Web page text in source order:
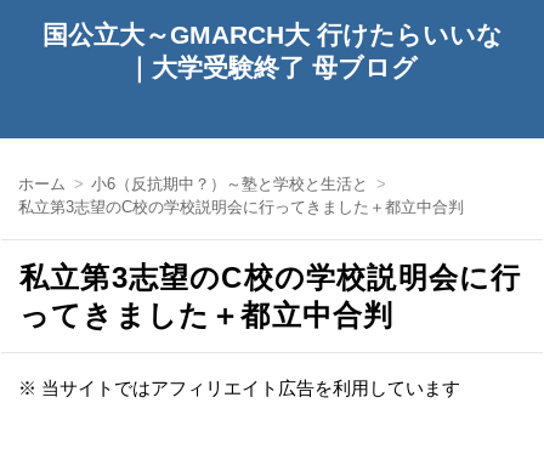
国公立大～GMARCH大 行けたらいいな
｜大学受験終了 母ブログ
ホーム
小6（反抗期中？）～塾と学校と生活と
私立第3志望のC校の学校説明会に行ってきました＋都立中合判
私立第3志望のC校の学校説明会に行
ってきました＋都立中合判
※ 当サイトではアフィリエイト広告を利用しています